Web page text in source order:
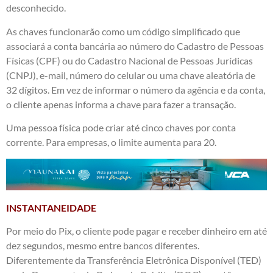
desconhecido.
As chaves funcionarão como um código simplificado que
associará a conta bancária ao número do Cadastro de Pessoas
Físicas (CPF) ou do Cadastro Nacional de Pessoas Jurídicas
(CNPJ), e-mail, número do celular ou uma chave aleatória de
32 dígitos. Em vez de informar o número da agência e da conta,
o cliente apenas informa a chave para fazer a transação.
Uma pessoa física pode criar até cinco chaves por conta
corrente. Para empresas, o limite aumenta para 20.
INSTANTANEIDADE
Por meio do Pix, o cliente pode pagar e receber dinheiro em até
dez segundos, mesmo entre bancos diferentes.
Diferentemente da Transferência Eletrônica Disponível (TED)